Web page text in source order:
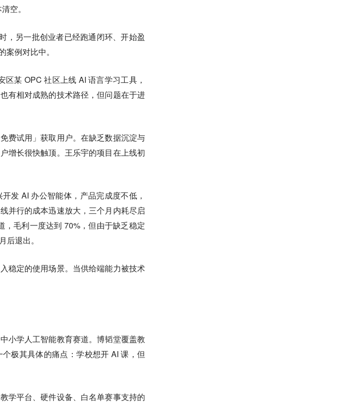
空。
，另一批创业者已经跑通闭环、开始盈
例对比中。
某 OPC 社区上线 AI 语言学习工具，
有相对成熟的技术路径，但问题在于进
费试用」获取用户。在缺乏数据沉淀与
增长很快触顶。王乐宇的项目在上线初
发 AI 办公智能体，产品完成度不低，
并行的成本迅速放大，三个月内耗尽启
毛利一度达到 70%，但由于缺乏稳定
退出。
稳定的使用场景。当供给端能力被技术
小学人工智能教育赛道。博韬堂覆盖教
极其具体的痛点：学校想开 AI 课，但
学平台、硬件设备、白名单赛事支持的